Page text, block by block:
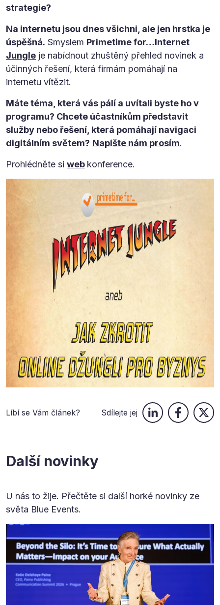
strategie?
Na internetu jsou dnes všichni, ale jen hrstka je
úspěšná. Smyslem Primetime for…Internet
Jungle je nabídnout zhuštěný přehled novinek a
účinných řešení, která firmám pomáhají na
internetu vítězit.
Máte téma, která vás pálí a uvítali byste ho v
programu? Chcete účastníkům představit
služby nebo řešení, která pomáhají navigaci
digitálním světem? Napište nám prosím.
Prohlédněte si web konference.
Líbí se Vám článek? Sdílejte jej
Další novinky
U nás to žije. Přečtěte si další horké novinky ze
světa Blue Events.